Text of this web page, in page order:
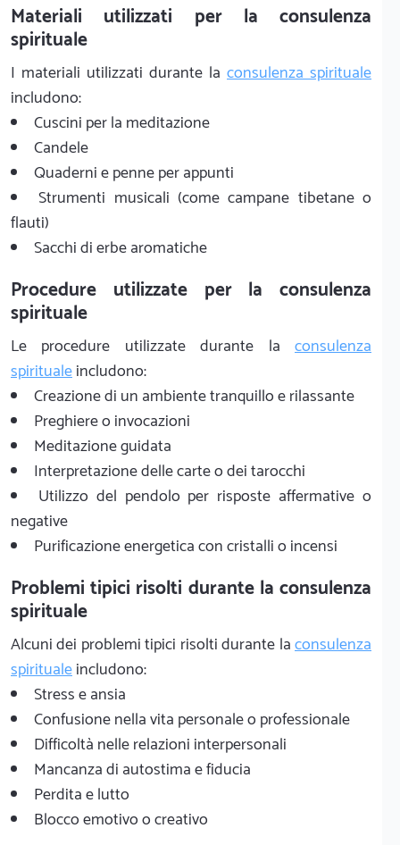
Materiali utilizzati per la consulenza
spirituale
I materiali utilizzati durante la consulenza spirituale
includono:
Cuscini per la meditazione
Candele
Quaderni e penne per appunti
Strumenti musicali (come campane tibetane o
flauti)
Sacchi di erbe aromatiche
Procedure utilizzate per la consulenza
spirituale
Le procedure utilizzate durante la consulenza
spiritualeincludono:
Creazione di un ambiente tranquillo e rilassante
Preghiere o invocazioni
Meditazione guidata
Interpretazione delle carte o dei tarocchi
Utilizzo del pendolo per risposte affermative o
negative
Purificazione energetica con cristalli o incensi
Problemi tipici risolti durante la consulenza
spirituale
Alcuni dei problemi tipici risolti durante laconsulenza
spiritualeincludono:
Stress e ansia
Confusione nella vita personale o professionale
Difficoltà nelle relazioni interpersonali
Mancanza di autostima e fiducia
Perdita e lutto
Blocco emotivo o creativo